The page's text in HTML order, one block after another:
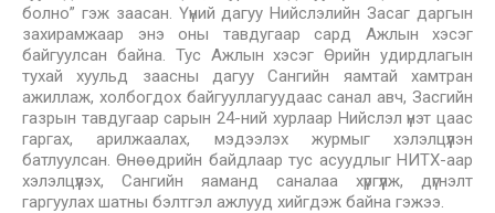
болно” гэж заасан. Үүний дагуу Нийслэлийн Засаг даргын
захирамжаар энэ оны тавдугаар сард Ажлын хэсэг
байгуулсан байна. Тус Ажлын хэсэг Өрийн удирдлагын
тухай хуульд заасны дагуу Сангийн яамтай хамтран
ажиллаж, холбогдох байгууллагуудаас санал авч, Засгийн
газрын тавдугаар сарын 24-ний хурлаар Нийслэл үнэт цаас
гаргах, арилжаалах, мэдээлэх журмыг хэлэлцүүлэн
батлуулсан. Өнөөдрийн байдлаар тус асуудлыг НИТХ-аар
хэлэлцүүлэх, Сангийн яаманд саналаа хүргүүлж, дүгнэлт
гаргуулах шатны бэлтгэл ажлууд хийгдэж байна гэжээ.